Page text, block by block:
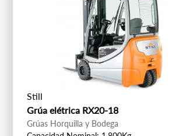
Still
Grúa elétrica RX20-18
Grúas Horquilla y Bodega